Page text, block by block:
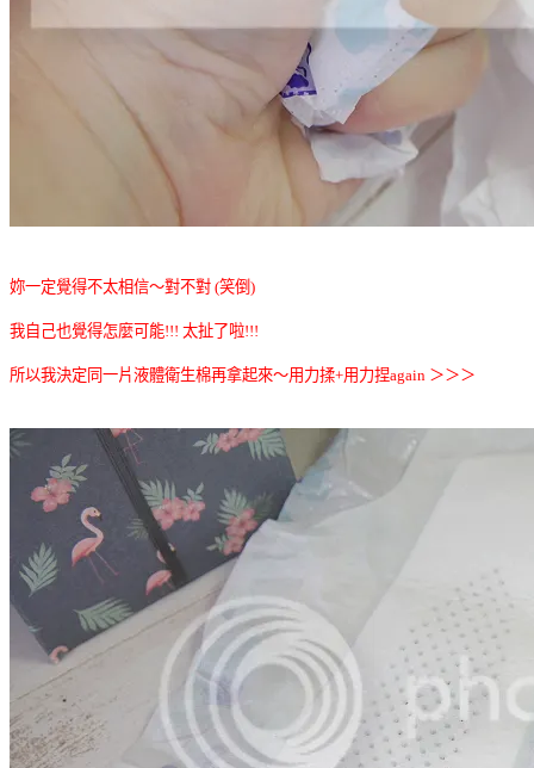
妳一定覺得不太相信～對不對 (笑倒)
我自己也覺得怎麼可能!!! 太扯了啦!!!
所以我決定同一片液體衛生棉再拿起來～用力揉+用力捏again ＞＞＞